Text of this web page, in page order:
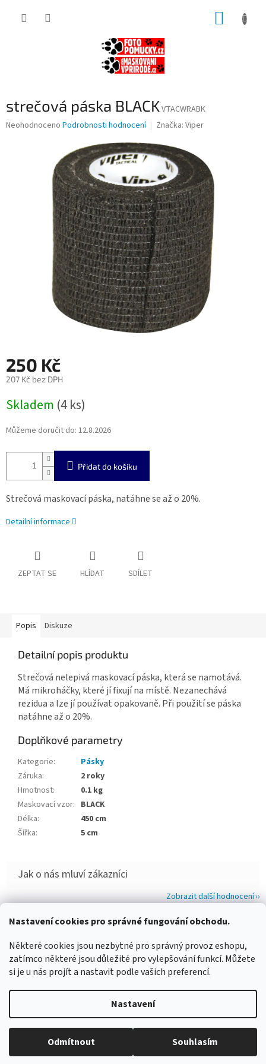
Nastavení cookies pro správné fungování obchodu.
Některé cookies jsou nezbytné pro správný provoz eshopu,
zatímco některé jsou důležité pro vylepšování funkcí. Můžete
si je u nás projít a nastavit podle vašich preferencí.
Nastavení
Odmítnout Souhlasím
strečová páska BLACKVTACWRABK
Průměrné
Neohodnoceno Podrobnosti hodnocení Značka: Viper
250 Kč
207 Kč bez DPH
cena:
Skladem (4 ks)
Můžeme doručit do: 12.8.2026
Přidat do košíku
Strečová maskovací páska, natáhne se až o 20%.
Detailní informace
ZEPTAT SE HLÍDAT SDÍLET
Popis Diskuze
Detailní popis produktu
Strečová nelepivá maskovací páska, která se namotává.
Má mikroháčky, které jí fixují na místě. Nezanechává
rezidua a lze jí používat opakovaně. Při použití se páska
natáhne až o 20%.
Doplňkové parametry
Kategorie:
Pásky
Záruka:
2 roky
Hmotnost:
0.1 kg
Maskovací vzor: BLACK
Délka:
450 cm
Šířka: 5 cm
Zobrazit další hodnocení
Copyright 2026www.maskovanivprirode.cz. Všechna práva
vyhrazena.
Upravit nastavení cookies